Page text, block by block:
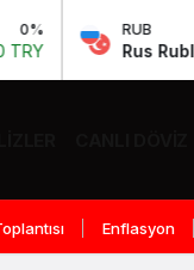
RUB
Rus Rublesi
Enflasyon